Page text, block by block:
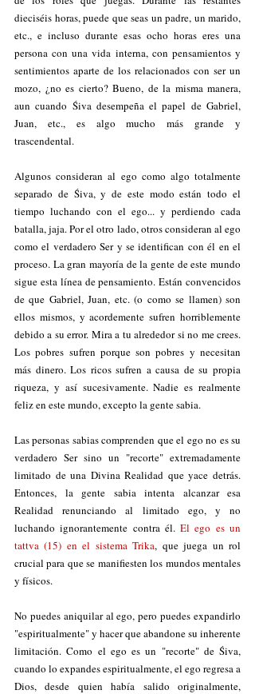
dieciséis horas, puede que seas un padre, un marido,
etc., e incluso durante esas ocho horas eres una
persona con una vida interna, con pensamientos y
sentimientos aparte de los relacionados con ser un
mozo, ¿no es cierto? Bueno, de la misma manera,
aun cuando Śiva desempeña el papel de Gabriel,
Juan, etc., es algo mucho más grande y
trascendental.
Algunos consideran al ego como algo totalmente
separado de Śiva, y de este modo están todo el
tiempo luchando con el ego... y perdiendo cada
batalla, jaja. Por el otro lado, otros consideran al ego
como el verdadero Ser y se identifican con él en el
proceso. La gran mayoría de la gente de este mundo
sigue esta línea de pensamiento. Están convencidos
de que Gabriel, Juan, etc. (o como se llamen) son
ellos mismos, y acordemente sufren horriblemente
debido a su error. Mira a tu alrededor si no me crees.
Los pobres sufren porque son pobres y necesitan
más dinero. Los ricos sufren a causa de su propia
riqueza, y así sucesivamente. Nadie es realmente
feliz en este mundo, excepto la gente sabia.
Las personas sabias comprenden que el ego no es su
verdadero Ser sino un "recorte" extremadamente
limitado de una Divina Realidad que yace detrás.
Entonces, la gente sabia intenta alcanzar esa
Realidad renunciando al limitado ego, y no
luchando ignorantemente contra él. El ego es un
tattva (15) en el sistema Trika, que juega un rol
crucial para que se manifiesten los mundos mentales
y físicos.
No puedes aniquilar al ego, pero puedes expandirlo
"espiritualmente" y hacer que abandone su inherente
limitación. Como el ego es un "recorte" de Śiva,
cuando lo expandes espiritualmente, el ego regresa a
Dios, desde quien había salido originalmente,